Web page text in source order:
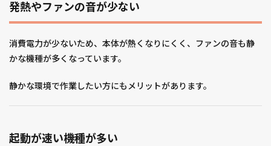
発熱やファンの音が少ない
消費電力が少ないため、本体が熱くなりにくく、ファンの音も静
かな機種が多くなっています。
静かな環境で作業したい方にもメリットがあります。
起動が速い機種が多い